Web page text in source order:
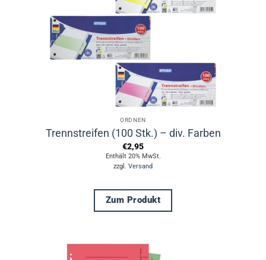
ORDNEN
Trennstreifen (100 Stk.) – div. Farben
€2,95
Enthält 20% MwSt.
zzgl. Versand
Zum Produkt
weist
mehrere